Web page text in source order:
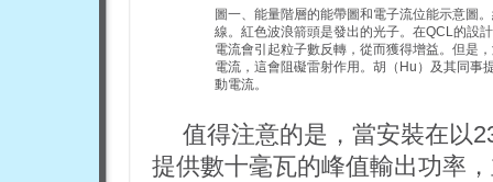
圖一、能量階層的能帶圖和電子流位能示意圖
線。紅色波浪箭頭是發出的光子。在QCL的設
電流會引起粒子數反轉，從而獲得增益。但是
電流，這會阻礙雷射作用。胡（Hu）及其同事
動電流。
值得注意的是，當安裝在以
提供數十毫瓦的峰值輸出功率